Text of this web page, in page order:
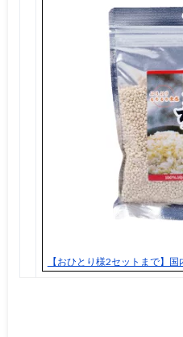
【おひとり様2セットまで